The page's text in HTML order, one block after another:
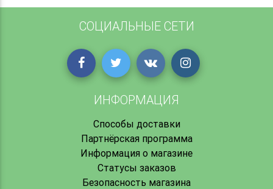
СОЦИАЛЬНЫЕ СЕТИ
ИНФОРМАЦИЯ
Способы доставки
Партнёрская программа
Информация о магазине
Статусы заказов
Безопасность магазина